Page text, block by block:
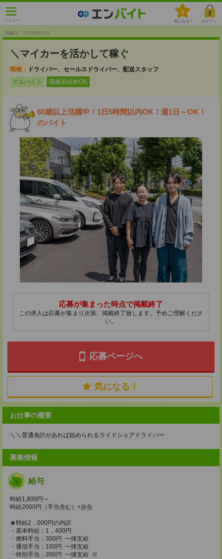
メニュー
0
気になる！ ログイン
掲載日 :2026/06/19
＼マイカーを活かして稼ぐ
職種：
ドライバー、セールスドライバー、配送スタッフ
アルバイト
職種未経験OK
60歳以上活躍中！1日5時間以内OK！週1日～OK！
のバイト
応募が集まった時点で掲載終了
この求人は応募が集まり次第、掲載終了致します。予めご理解くださ
い。
応募ページへ
気になる！
お仕事の概要
＼＼普通免許があれば始められるライドシェアドライバー
募集情報
給与
時給1,800円～
時給2000円（手当含む）+歩合
★時給2，000円の内訳
・基本時給：1，400円
・燃料手当：300円 一律支給
・通信手当：100円 一律支給
・特別手当：200円 一律支給 ※